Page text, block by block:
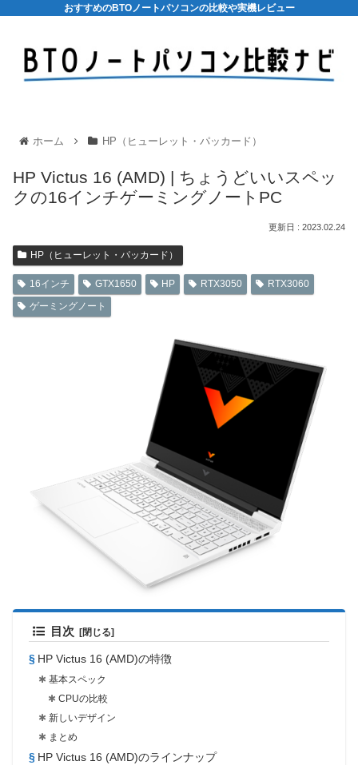
おすすめのBTOノートパソコンの比較や実機レビュー
ホーム HP（ヒューレット・パッカード）
HP Victus 16 (AMD) | ちょうどいいスペッ
クの16インチゲーミングノートPC
2023.02.24
HP（ヒューレット・パッカード）
16インチ GTX1650 HP RTX3050
RTX3060
ゲーミングノート
目次
HP Victus 16 (AMD)の特徴
基本スペック
CPUの比較
新しいデザイン
まとめ
HP Victus 16 (AMD)のラインナップ